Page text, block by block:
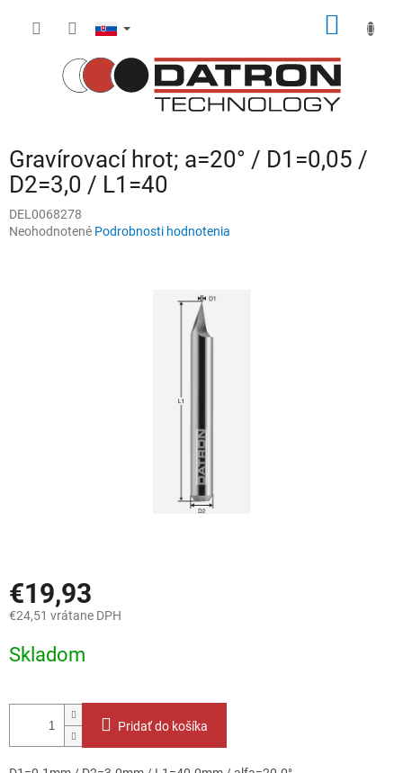
Gravírovací hrot; a=20° / D1=0,05 /
D2=3,0 / L1=40
DEL0068278
Priemerné
Neohodnotené Podrobnosti hodnotenia
€19,93
€24,51 vrátane DPH
cena:
Skladom
Pridať do košíka